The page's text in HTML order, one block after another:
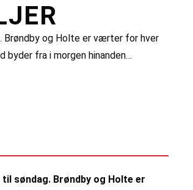
Brøndby og Holte er værter for hver
byder fra i morgen hinanden…
søndag. Brøndby og Holte er